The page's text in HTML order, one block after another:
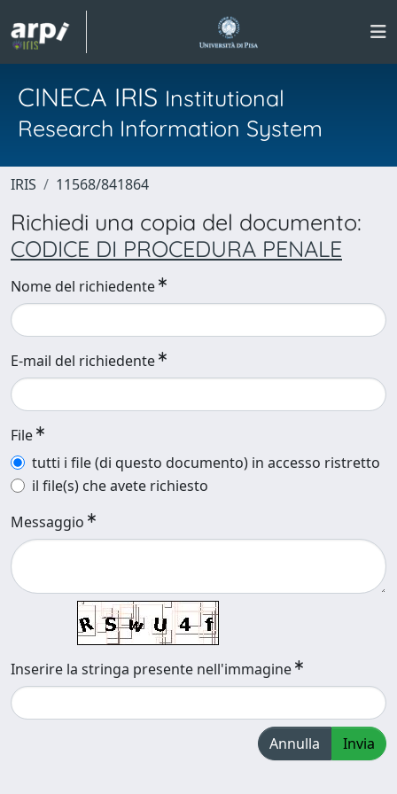
CINECA IRIS Institutional
Research Information System
IRIS 11568/841864
Richiedi una copia del documento:
CODICE DI PROCEDURA PENALE
Nome del richiedente
E-mail del richiedente
File
tutti i file (di questo documento) in accesso ristretto
il file(s) che avete richiesto
Messaggio
Inserire la stringa presente nell'immagine
Annulla Invia